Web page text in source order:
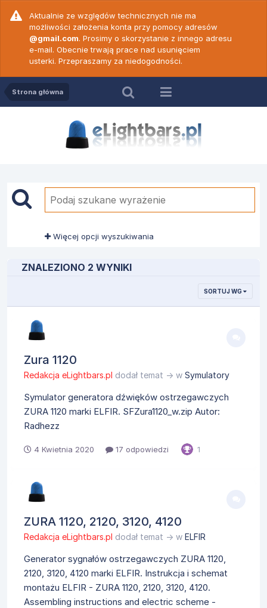
Aktualnie ze względów technicznych nie ma
możliwości założenia konta przy pomocy adresów
@gmail.com. Prosimy o skorzystanie z innego adresu
e-mail. Obecnie trwają prace nad usunięciem
usterki. Przepraszamy za niedogodności.
Strona główna
Więcej opcji wyszukiwania
ZNALEZIONO 2 WYNIKI
SORTUJ WG
Zura 1120
Redakcja eLightbars.pl dodał temat → w Symulatory
Symulator generatora dźwięków ostrzegawczych
ZURA 1120 marki ELFIR. SFZura1120_w.zip Autor:
Radhezz
4 Kwietnia 2020 17 odpowiedzi 1
ZURA 1120, 2120, 3120, 4120
Redakcja eLightbars.pl dodał temat → w ELFIR
Generator sygnałów ostrzegawczych ZURA 1120,
2120, 3120, 4120 marki ELFIR. Instrukcja i schemat
montażu ELFIR - ZURA 1120, 2120, 3120, 4120.
Assembling instructions and electric scheme -